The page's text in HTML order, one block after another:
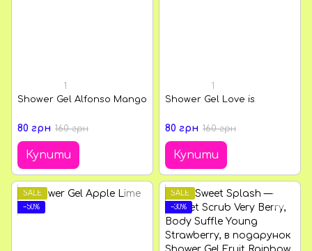
1
Shower Gel Alfonso Mango
80 грн 160 грн
Купити
1
Shower Gel Love is
80 грн 160 грн
Купити
SALE
−50%
SALE
−30%